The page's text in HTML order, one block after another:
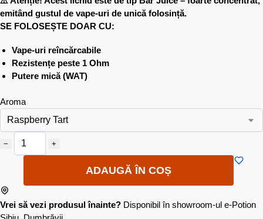
emitând gustul de vape-uri de unică folosință.
SE FOLOSEȘTE DOAR CU:
Vape-uri reîncărcabile
Rezistențe peste 1 Ohm
Putere mică (WAT)
Aroma
− +
ADAUGĂ ÎN COȘ
Vrei să vezi produsul înainte? Disponibil în showroom-ul e-Potion